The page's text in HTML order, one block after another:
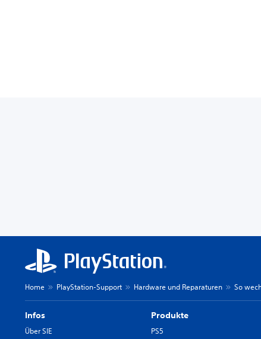
Home PlayStation-Support Hardware und Reparaturen So
Infos
Über SIE
Produkte
PS5